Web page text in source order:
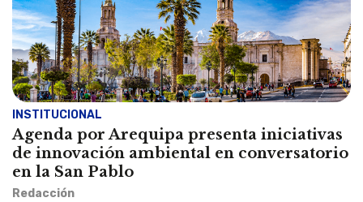
INSTITUCIONAL
Agenda por Arequipa presenta iniciativas
de innovación ambiental en conversatorio
en la San Pablo
Redacción